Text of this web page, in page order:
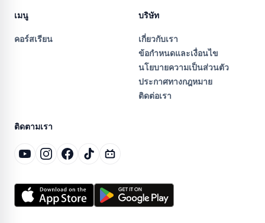
เมนู
คอร์สเรียน
บริษัท
เกี่ยวกับเรา
ข้อกำหนดและเงื่อนไข
นโยบายความเป็นส่วนตัว
ประกาศทางกฎหมาย
ติดต่อเรา
ติดตามเรา